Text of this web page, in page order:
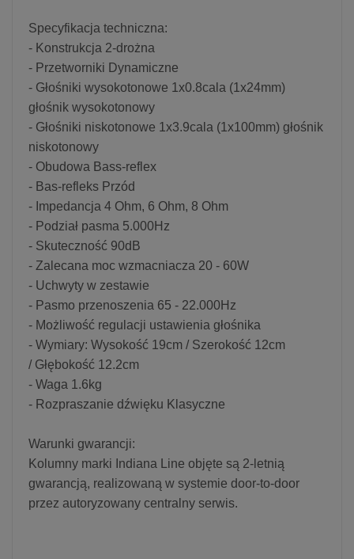
Specyfikacja techniczna:
- Konstrukcja 2-drożna
- Przetworniki Dynamiczne
- Głośniki wysokotonowe 1x0.8cala (1x24mm)
głośnik wysokotonowy
- Głośniki niskotonowe 1x3.9cala (1x100mm) głośnik
niskotonowy
- Obudowa Bass-reflex
- Bas-refleks Przód
- Impedancja 4 Ohm, 6 Ohm, 8 Ohm
- Podział pasma 5.000Hz
- Skuteczność 90dB
- Zalecana moc wzmacniacza 20 - 60W
- Uchwyty w zestawie
- Pasmo przenoszenia 65 - 22.000Hz
- Możliwość regulacji ustawienia głośnika
- Wymiary: Wysokość 19cm / Szerokość 12cm
/ Głębokość 12.2cm
- Waga 1.6kg
- Rozpraszanie dźwięku Klasyczne
Warunki gwarancji:
Kolumny marki Indiana Line objęte są 2-letnią
gwarancją, realizowaną w systemie door-to-door
przez autoryzowany centralny serwis.